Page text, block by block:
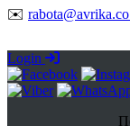
✉️
Login